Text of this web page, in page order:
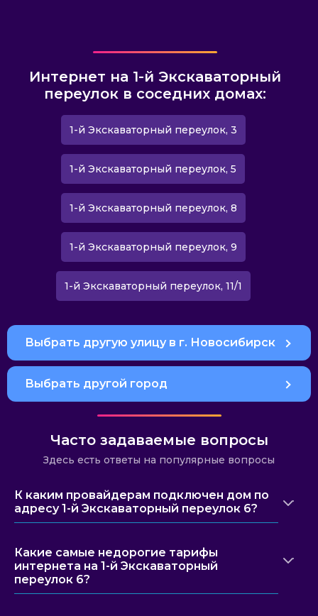
Интернет на 1-й Экскаваторный
переулок в соседних домах:
1-й Экскаваторный переулок, 3
1-й Экскаваторный переулок, 5
1-й Экскаваторный переулок, 8
1-й Экскаваторный переулок, 9
1-й Экскаваторный переулок, 11/1
Выбрать другую улицу в г. Новосибирск
Выбрать другой город
Часто задаваемые вопросы
Здесь есть ответы на популярные вопросы
К каким провайдерам подключен дом по
адресу 1-й Экскаваторный переулок 6?
Какие самые недорогие тарифы
интернета на 1-й Экскаваторный
переулок 6?